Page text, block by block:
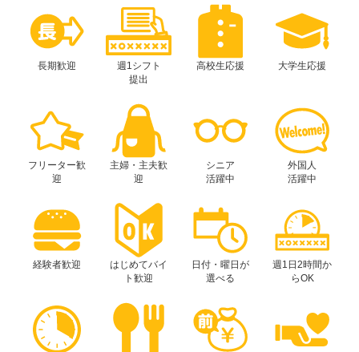
長期歓迎
週1シフト
提出
高校生応援 大学生応援
フリーター歓
迎
主婦・主夫歓
迎
シニア
活躍中
外国人
活躍中
経験者歓迎
はじめてバイ
ト歓迎
日付・曜日が
選べる
週1日2時間か
らOK